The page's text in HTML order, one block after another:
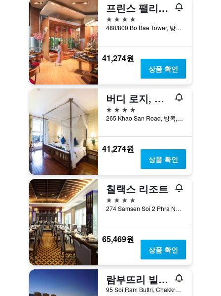
프린스 팰리스 호텔 방콕
4성급
488/800 Bo Bae Tower, 방콕, 태국
41,274원
상품 확인
버디 로지, 카오산 로드
4성급
265 Khao San Road, 방콕, 태국
41,274원
상품 확인
칠랙스 리조트
4성급
274 Samsen Soi 2 Phra Nakhon, 방콕, 태국
65,469원
상품 확인
람부뜨리 빌리지 인 & 플라자
95 Soi Ram Buttri, Chakkra Phong Road, Phra Nakorn, 방콕, 태국